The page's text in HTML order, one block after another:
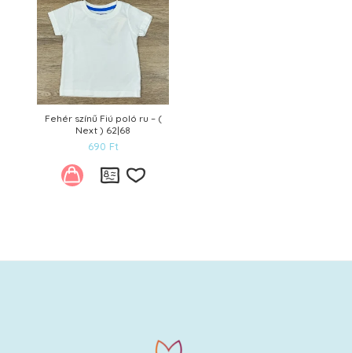
Fehér színű Fiú poló ru – (
Next ) 62|68
690 Ft